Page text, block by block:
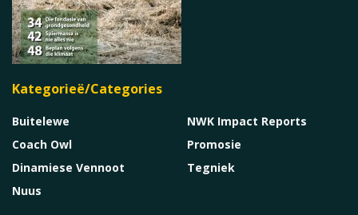
Kategorieë/Categories
Buitelewe
Coach Owl
Dinamiese Vennoot
Nuus
NWK Impact Reports
Promosie
Tegniek